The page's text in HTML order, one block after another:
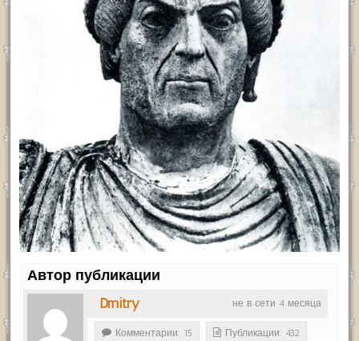
Автор публикации
не в сети 4 месяца
Dmitry
Комментарии: 15 Публикации: 432